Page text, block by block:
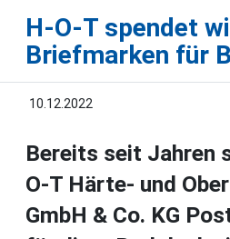
H-O-T spendet
Briefmarken für
10.12.2022
Bereits seit Jahren
O-T Härte- und
GmbH & Co. KG